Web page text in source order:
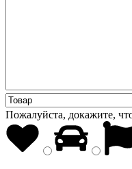
Пожалуйста, докажите,